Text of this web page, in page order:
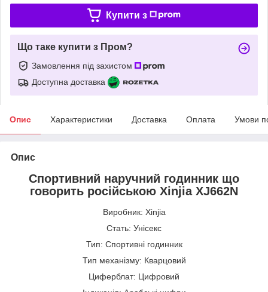
Купити з
Що таке купити з Пром?
Замовлення під захистом
Доступна доставка
Опис Характеристики Доставка Оплата Умови
Опис
Спортивний наручний годинник що
говорить російською Xinjia XJ662N
Виробник: Xinjia
Стать: Унісекс
Тип: Спортивні годинник
Тип механізму: Кварцовий
Циферблат: Цифровий